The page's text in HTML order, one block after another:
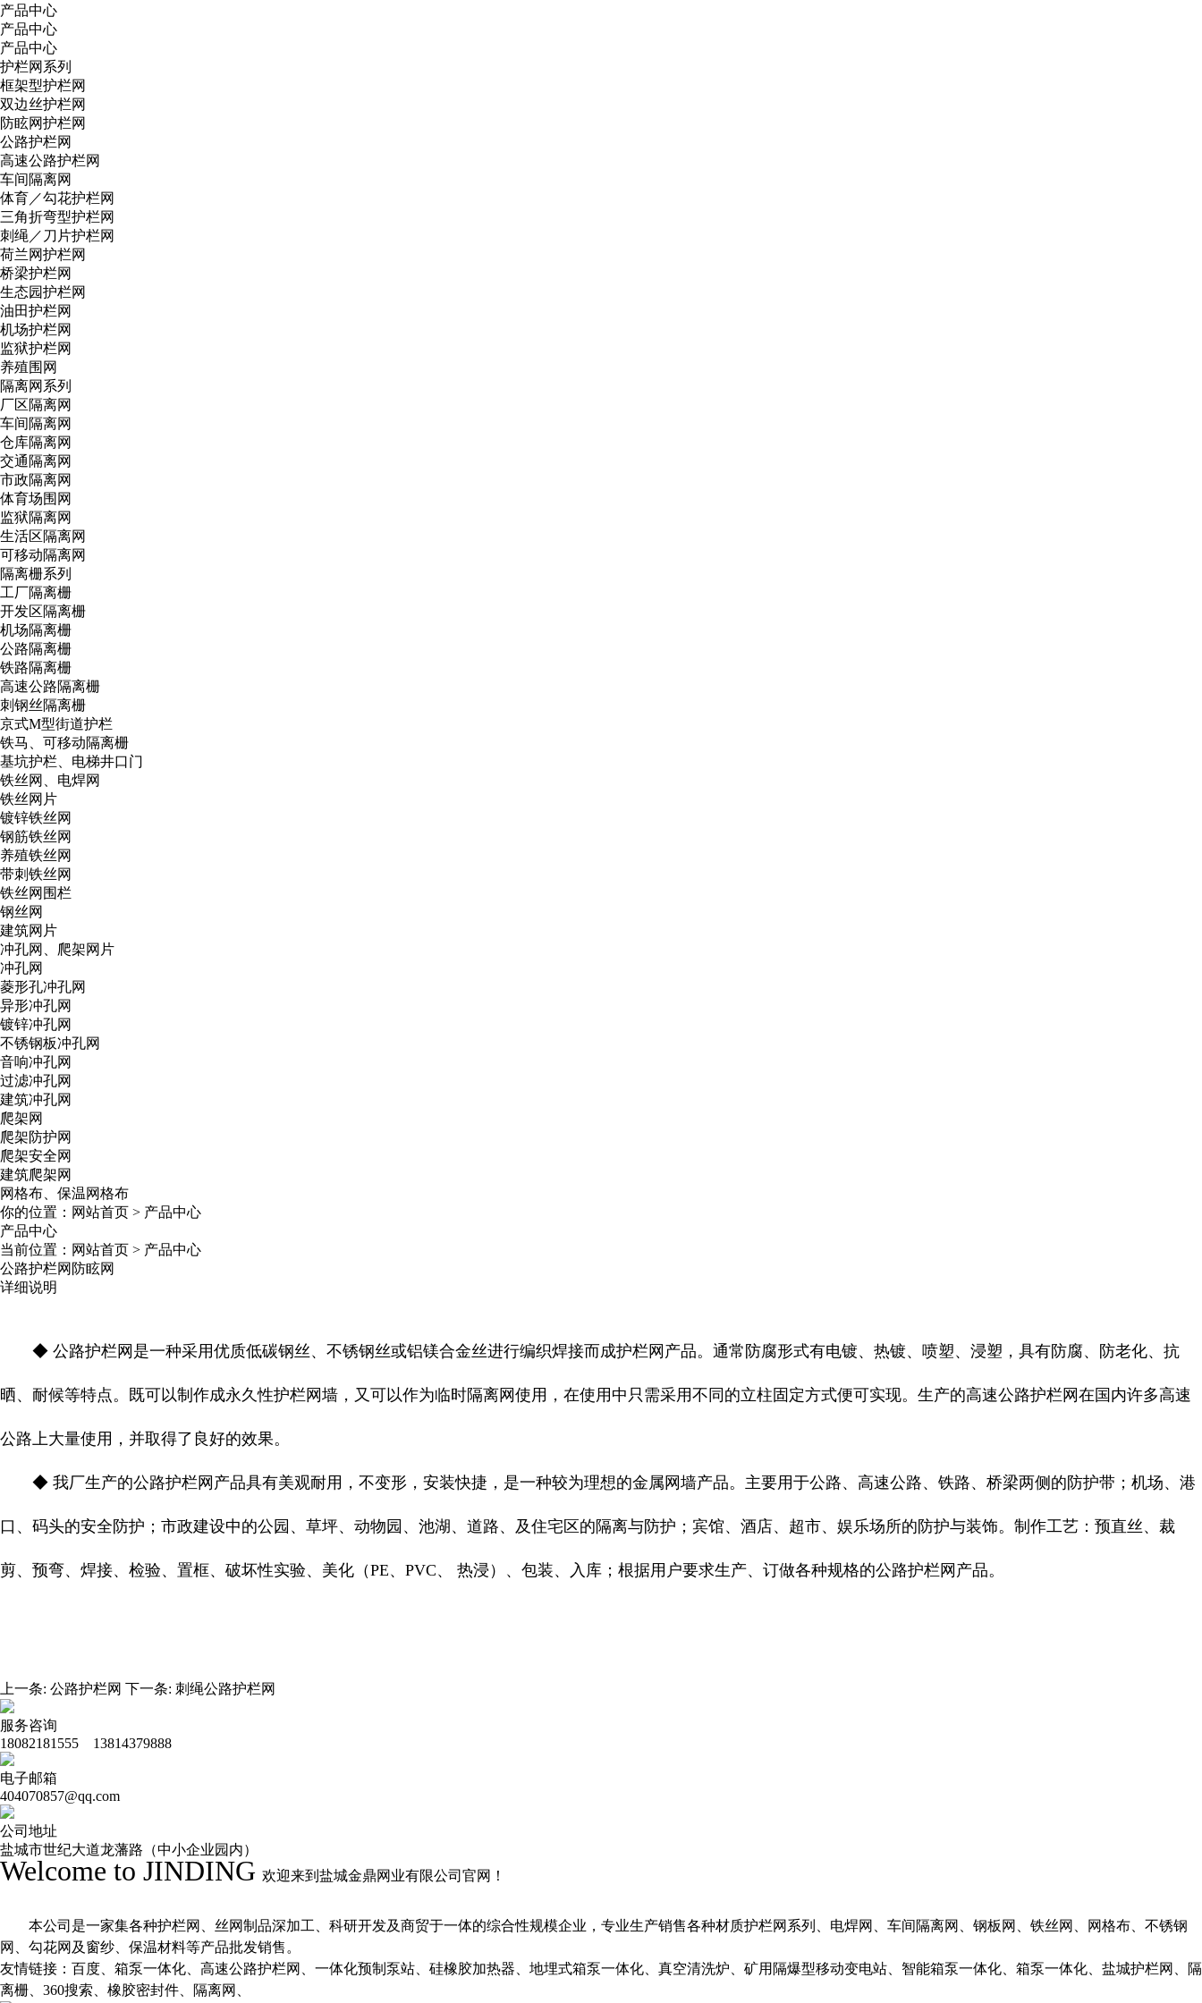
产品中心
产品中心
产品中心
护栏网系列
框架型护栏网
双边丝护栏网
防眩网护栏网
公路护栏网
高速公路护栏网
车间隔离网
体育／勾花护栏网
三角折弯型护栏网
刺绳／刀片护栏网
荷兰网护栏网
桥梁护栏网
生态园护栏网
油田护栏网
机场护栏网
监狱护栏网
养殖围网
隔离网系列
厂区隔离网
车间隔离网
仓库隔离网
交通隔离网
市政隔离网
体育场围网
监狱隔离网
生活区隔离网
可移动隔离网
隔离栅系列
工厂隔离栅
开发区隔离栅
机场隔离栅
公路隔离栅
铁路隔离栅
高速公路隔离栅
刺钢丝隔离栅
京式M型街道护栏
铁马、可移动隔离栅
基坑护栏、电梯井口门
铁丝网、电焊网
铁丝网片
镀锌铁丝网
钢筋铁丝网
养殖铁丝网
带刺铁丝网
铁丝网围栏
钢丝网
建筑网片
冲孔网、爬架网片
冲孔网
菱形孔冲孔网
异形冲孔网
镀锌冲孔网
不锈钢板冲孔网
音响冲孔网
过滤冲孔网
建筑冲孔网
爬架网
爬架防护网
爬架安全网
建筑爬架网
网格布、保温网格布
你的位置： 网站首页 > 产品中心
产品中心
当前位置： 网站首页 > 产品中心
公路护栏网防眩网
详细说明
◆ 公路护栏网是一种采用优质低碳钢丝、不锈钢丝或铝镁合金丝进行编织焊接而成护栏网产品。通常防腐形式有电镀、热镀、喷塑、浸塑，具有防腐、防老化、抗
晒、耐候等特点。既可以制作成永久性护栏网墙，又可以作为临时隔离网使用，在使用中只需采用不同的立柱固定方式便可实现。生产的高速公路护栏网在国内许多高速
公路上大量使用，并取得了良好的效果。
◆ 我厂生产的公路护栏网产品具有美观耐用，不变形，安装快捷，是一种较为理想的金属网墙产品。主要用于公路、高速公路、铁路、桥梁两侧的防护带；机场、港
口、码头的安全防护；市政建设中的公园、草坪、动物园、池湖、道路、及住宅区的隔离与防护；宾馆、酒店、超市、娱乐场所的防护与装饰。制作工艺：预直丝、裁
剪、预弯、焊接、检验、置框、破坏性实验、美化（PE、PVC、 热浸）、包装、入库；根据用户要求生产、订做各种规格的公路护栏网产品。
上一条: 公路护栏网 下一条: 刺绳公路护栏网
服务咨询
18082181555 13814379888
电子邮箱
404070857@qq.com
公司地址
盐城市世纪大道龙藩路（中小企业园内）
Welcome to JINDING 欢迎来到盐城金鼎网业有限公司官网！
本公司是一家集各种护栏网、丝网制品深加工、科研开发及商贸于一体的综合性规模企业，专业生产销售各种材质护栏网系列、电焊网、车间隔离网、钢板网、铁丝网、网格布、不锈钢
网、勾花网及窗纱、保温材料等产品批发销售。
友情链接： 百度 箱泵一体化 高速公路护栏网 一体化预制泵站 硅橡胶加热器 地埋式箱泵一体化 真空清洗炉 矿用隔爆型移动变电站 智能箱泵一体化 箱泵一体化 盐城护栏网
隔
离栅
360搜索 橡胶密封件 隔离网